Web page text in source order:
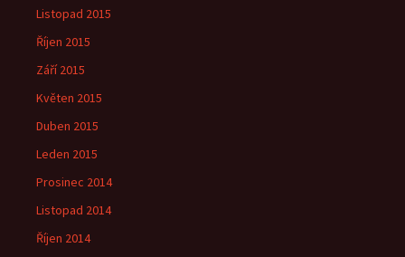
Listopad 2015
Říjen 2015
Září 2015
Květen 2015
Duben 2015
Leden 2015
Prosinec 2014
Listopad 2014
Říjen 2014